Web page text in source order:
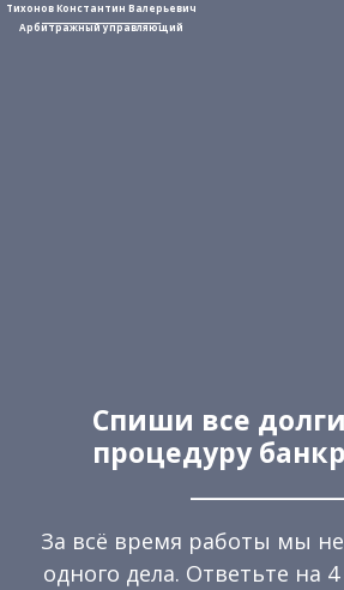
Спиши все
процедуру
За всё время работы мы
одного дела. Ответьте на
Тихонов Константин Валерьевич
_________________________________
Арбитражный управляющий